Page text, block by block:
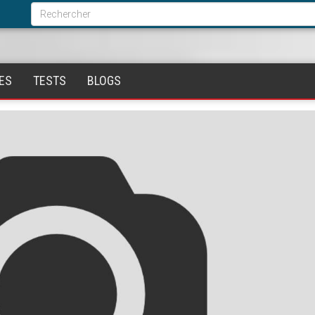
Formulaire
de
recherche
Rechercher
TESTS BLOGS